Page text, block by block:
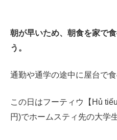
朝が早いため、朝食を家で
う。
通勤や通学の途中に屋台で
この日はフーティウ【Hủ
円)でホームスティ先の大学